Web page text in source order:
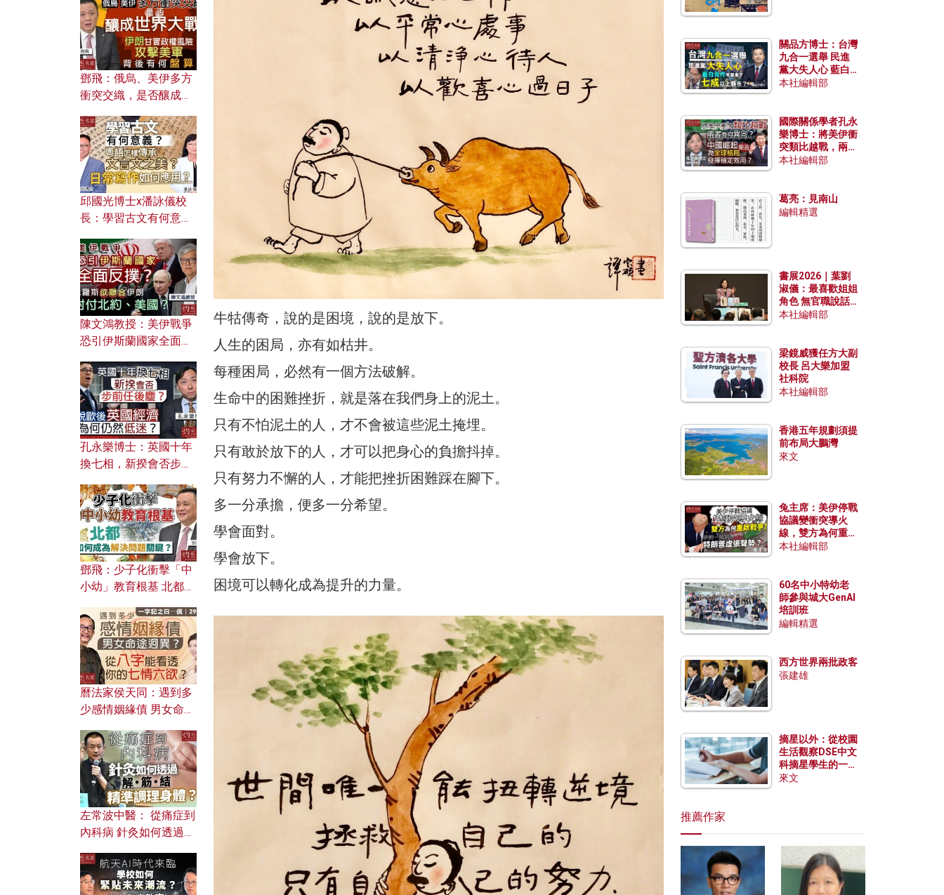
牛牯傳奇，說的是困境，說的是放下。
人生的困局，亦有如枯井。
每種困局，必然有一個方法破解。
生命中的困難挫折，就是落在我們身上的泥土。
只有不怕泥土的人，才不會被這些泥土掩埋。
只有敢於放下的人，才可以把身心的負擔抖掉。
只有努力不懈的人，才能把挫折困難踩在腳下。
多一分承擔，便多一分希望。
學會面對。
學會放下。
困境可以轉化成為提升的力量。
鄧飛：俄烏、美伊多方
衝突交織，是否釀成世
風險攻擊美軍，背後有
何盤算？
邱國光博士x潘詠儀校
長：學習古文有何意
文之美？ 日常寫作如何
應用？
陳文鴻教授：美伊戰爭
恐引伊斯蘭國家全面反
對付北約美國？
孔永樂博士：英國十年
換七相，新揆會否步前
濟為何仍然低迷？
鄧飛：少子化衝擊「中
小幼」教育根基 北都如
曆法家侯天同：遇到多
少感情姻緣債 男女命途
的七情六欲？
左常波中醫： 從痛症到
內科病 針灸如何透過解
關品方博士：台灣
九合一選舉 民進
黨大失人心 藍白
合作有望拿下七成
本社編輯部
國際關係學者孔永
樂博士：將美伊衝
突類比越戰，兩者
有何異同？中國崛
本社編輯部
葛亮：見南山
編輯精選
書展2026｜葉劉
淑儀：最喜歡姐姐
角色 無官職說話
包袱少
本社編輯部
梁鏡威獲任方大副
校長 呂大樂加盟
社科院
本社編輯部
香港五年規劃須提
前布局大鵬灣
來文
兔主席：美伊停戰
協議變衝突導火
線，雙方為何重啟
戰爭？伊朗一早洞
本社編輯部
60名中小特幼老
師參與城大GenAI
培訓班
編輯精選
西方世界兩批政客
張建雄
摘星以外：從校園
生活觀察DSE中文
科摘星學生的一點
特質
來文
推薦作家